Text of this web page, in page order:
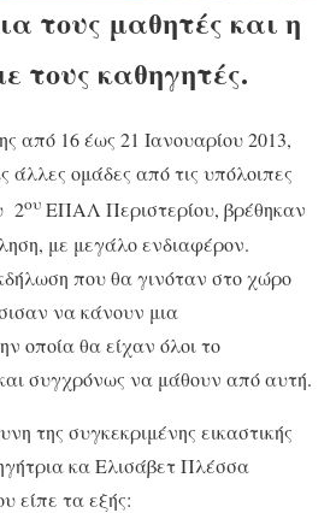
τους μαθητές και η
τους καθηγητές.
από 16 έως 21 Ιανουαρίου 2013,
άλλες ομάδες από τις υπόλοιπες
2oυ ΕΠΑΛ Περιστερίου, βρέθηκαν
με μεγάλο ενδιαφέρον.
που θα γινόταν στο χώρο
να κάνουν μια
οποία θα είχαν όλοι το
συγχρόνως να μάθουν από αυτή.
της συγκεκριμένης εικαστικής
κα Ελισάβετ Πλέσσα
είπε τα εξής: